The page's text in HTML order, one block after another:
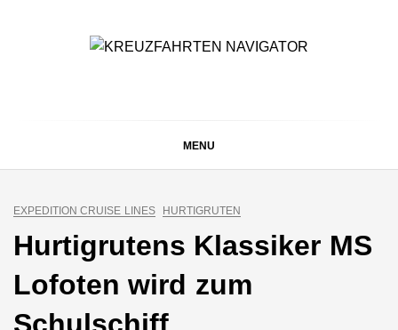
MENU
EXPEDITION CRUISE LINES HURTIGRUTEN
Hurtigrutens Klassiker MS
Lofoten wird zum